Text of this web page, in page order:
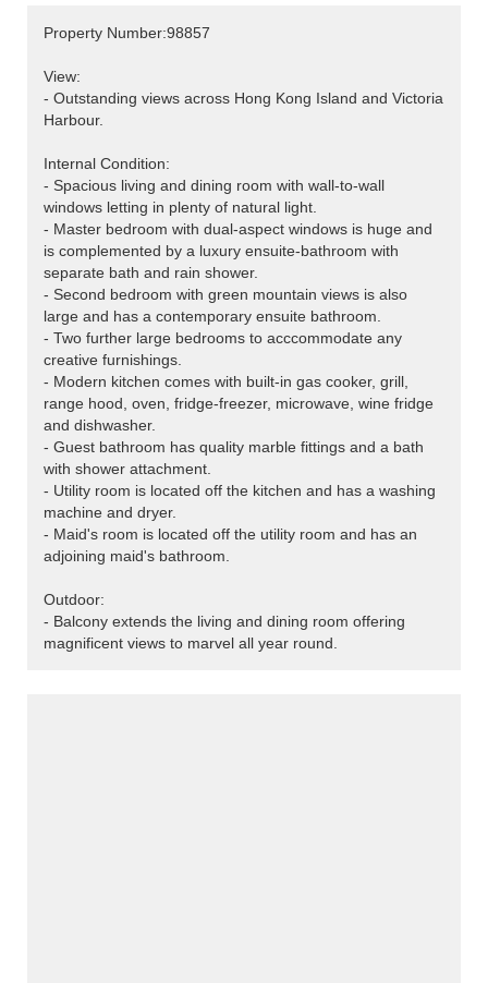
Property Number:98857
View:
- Outstanding views across Hong Kong Island and Victoria
Harbour.
Internal Condition:
- Spacious living and dining room with wall-to-wall
windows letting in plenty of natural light.
- Master bedroom with dual-aspect windows is huge and
is complemented by a luxury ensuite-bathroom with
separate bath and rain shower.
- Second bedroom with green mountain views is also
large and has a contemporary ensuite bathroom.
- Two further large bedrooms to acccommodate any
creative furnishings.
- Modern kitchen comes with built-in gas cooker, grill,
range hood, oven, fridge-freezer, microwave, wine fridge
and dishwasher.
- Guest bathroom has quality marble fittings and a bath
with shower attachment.
- Utility room is located off the kitchen and has a washing
machine and dryer.
- Maid's room is located off the utility room and has an
adjoining maid's bathroom.
Outdoor:
- Balcony extends the living and dining room offering
magnificent views to marvel all year round.